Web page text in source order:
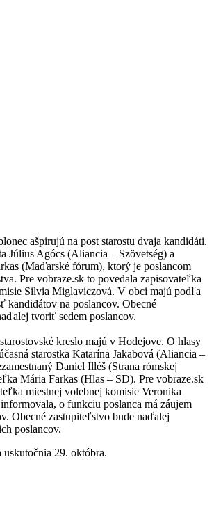
ašpirujú na post starostu dvaja kandidáti.
Július Agócs (Aliancia – Szövetség) a
(Maďarské fórum), ktorý je poslancom
Pre vobraze.sk to povedala zapisovateľka
Silvia Miglaviczová. V obci majú podľa
kandidátov na poslancov. Obecné
tvoriť sedem poslancov.
kreslo majú v Hodejove. O hlasy
starostka Katarína Jakabová (Aliancia –
Daniel Illéš (Strana rómskej
Mária Farkas (Hlas – SD). Pre vobraze.sk
miestnej volebnej komisie Veronika
o funkciu poslanca má záujem
Obecné zastupiteľstvo bude naďalej
poslancov.
29. októbra.